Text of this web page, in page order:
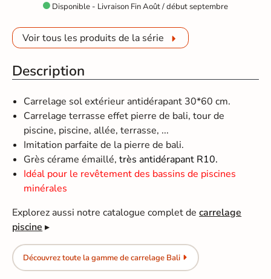
 Disponible - Livraison Fin Août / début septembre
Voir tous les produits de la série
Description
Carrelage sol extérieur antidérapant 30*60 cm.
Carrelage terrasse effet pierre de bali, tour de
piscine, piscine, allée, terrasse, ...
Imitation parfaite de la pierre de bali.
Grès cérame émaillé,très antidérapant R10.
Idéal pour le revêtement des bassins de piscines
minérales
Explorez aussi notre catalogue complet decarrelage
piscine ▸
Découvrez toute la gamme de carrelage Bali